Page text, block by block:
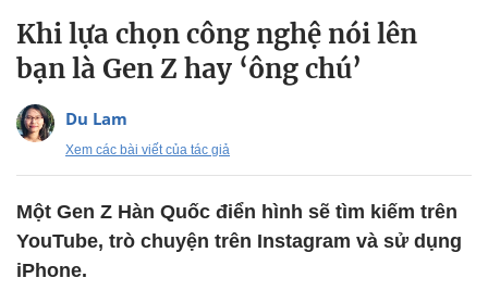
Khi lựa chọn công nghệ nói lên
bạn là Gen Z hay ‘ông chú’
Du Lam
Xem các bài viết của tác giả
Một Gen Z Hàn Quốc điển hình sẽ tìm kiếm trên
YouTube, trò chuyện trên Instagram và sử dụng
iPhone.